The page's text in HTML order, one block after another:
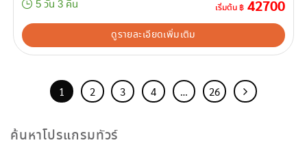
ค้นหาโปรแกรมทัวร์
5 วัน 3 คืน เริ่มต้น ฿ 42700
ดูรายละเอียดเพิ่มเติม
1 2 3 4 26